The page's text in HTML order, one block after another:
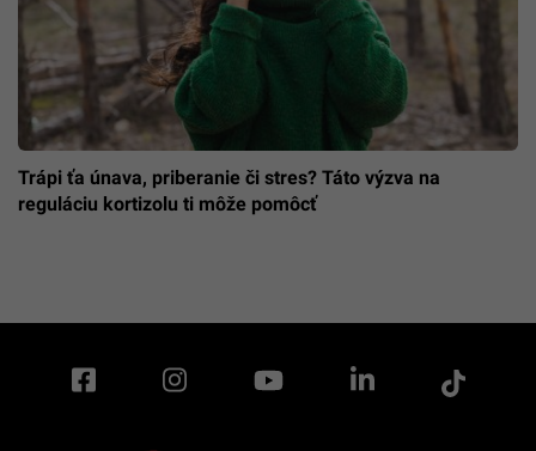
Trápi ťa únava, priberanie či stres? Táto výzva na
reguláciu kortizolu ti môže pomôcť